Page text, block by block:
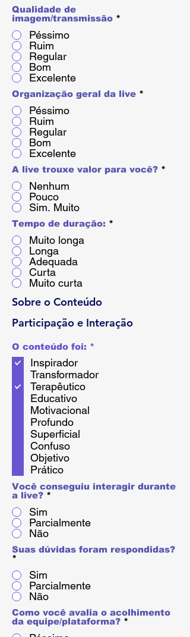
Qualidade de
imagem/transmissão *
Péssimo
Ruim
Regular
Bom
Excelente
Organização geral da live *
Péssimo
Ruim
Regular
Bom
Excelente
A live trouxe valor para você? *
Nenhum
Pouco
Sim. Muito
Tempo de duração: *
Muito longa
Longa
Adequada
Curta
Muito curta
Sobre o Conteúdo
Participação e Interação
O conteúdo foi: *
i
g
Inspirador
Transformador
Terapêutico
Educativo
Motivacional
Profundo
Superficial
Confuso
Objetivo
Prático
Você conseguiu interagir durante
a live? *
Sim
Parcialmente
Não
Suas dúvidas foram respondidas?
*
Sim
Parcialmente
Não
Como você avalia o acolhimento
da equipe/plataforma? *